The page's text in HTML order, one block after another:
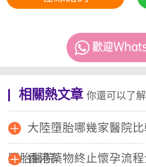
相關熱文章 你還可以了
大陸墮胎哪幾家醫院
墮胎醫院
香港藥物終止懷孕流